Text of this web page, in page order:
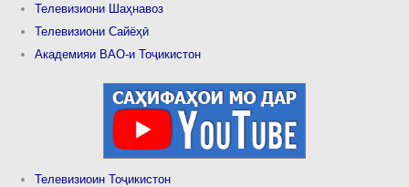
Телевизиони Шаҳнавоз
Телевизиони Сайёҳӣ
Академияи ВАО-и Тоҷикистон
Телевизиоин Тоҷикистон